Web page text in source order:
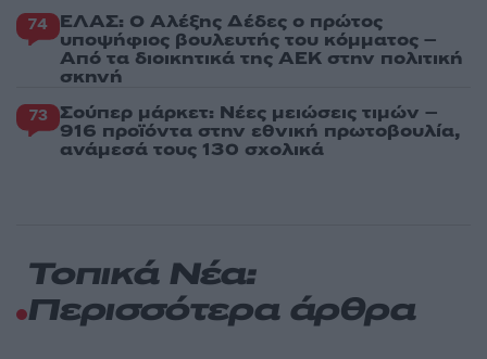
74 ΕΛΑΣ: Ο Αλέξης Δέδες ο πρώτος
υποψήφιος βουλευτής του κόμματος –
Από τα διοικητικά της ΑΕΚ στην πολιτική
σκηνή
73 Σούπερ μάρκετ: Νέες μειώσεις τιμών –
916 προϊόντα στην εθνική πρωτοβουλία,
ανάμεσά τους 130 σχολικά
Τοπικά Νέα:
Περισσότερα άρθρα